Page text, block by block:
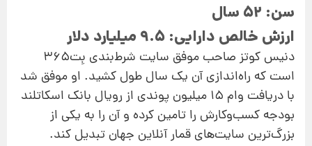
سن: 52 سال
ارزش خالص دارایی: 9.5 میلیارد دلار
دنیس کوتز صاحب موفق سایت شرط‌بندی بِت‌365
است که راه‌اندازی آن یک سال طول کشید. او موفق شد
با دریافت وام 15 میلیون پوندی از رویال بانک اسکاتلند
بودجه کسب‌وکارش را تامین کرده و آن را به یکی از
بزرگ‌ترین سایت‌های قمار آنلاین جهان تبدیل کند.